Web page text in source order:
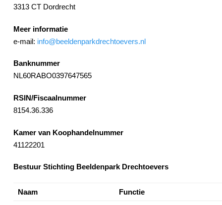
3313 CT Dordrecht
Meer informatie
e-mail: info@beeldenparkdrechtoevers.nl
Banknummer
NL60RABO0397647565
RSIN/Fiscaalnummer
8154.36.336
Kamer van Koophandelnummer
41122201
Bestuur Stichting Beeldenpark Drechtoevers
Naam Functie